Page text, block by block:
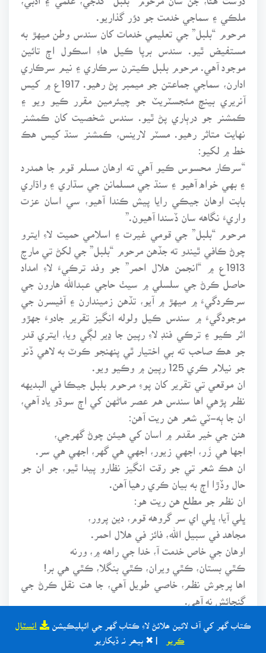
ڪتاب گهر کي آف لائين ھلائڻ لاءِ ڪتاب گهر جي ائپليڪيشن انسٽال
| ✖ ٻيھر نہ ڏيکاريو
ملڪي ۽ سماجي خدمت جو دؤر گذاريو.
مرحوم “بلبل” جي تعليمي خدمات کان سندس وطن ميهڙ به
مستفيض ٿيو. سندس برپا ڪيل هاءِ اسڪول اڄ تائين
موجود آهي. مرحوم بلبل ڪيترن سرڪاري ۽ نيم سرڪاري
ادارن، سماجي جماعتن جو ميمبر پڻ رهيو. 1917ع ۾ کيس
آنريري بينچ مئجسٽريٽ جو چيئرمين مقرر ڪيو ويو ۽
ڪمشنر جو درٻاري پڻ ٿيو. سندس شخصيت کان ڪمشنر
نهايت متاثر رهيو. مسٽر لارينس، ڪمشنر سنڌ کيس هڪ
خط ۾ لکيو:
“سرڪار محسوس ڪيو آهي ته اوهان مسلم قوم جا همدرد
۽ بهي خواه آهيو ۽ سنڌ جي مسلمانن جي سڌاري ۽ واڌاري
بابت اوهان جيڪي رايا پيش ڪندا آهيو، سي اسان عزت
واريءَ نگاهه سان ڏسندا آهيون.”
مرحوم “بلبل” جي قومي غيرت ۽ اسلامي حميت لاءِ ايترو
چوڻ ڪافي ٿيندو ته جڏهن مرحوم “بلبل” جي لکڻ تي مارچ
1913ع ۾ “انجمن هلال احمر” جو وفد ترڪيءَ لاءِ امداد
حاصل ڪرڻ جي سلسلي ۾ سيٺ حاجي عبدالله هارون جي
سرڪردگيءَ ۾ ميهڙ ۾ آيو، تڏهن زميندارن ۽ آفيسرن جي
موجودگيءَ ۾ سندس ڪيل ولوله انگيز تقرير جادوءَ جهڙو
اثر ڪيو ۽ ترڪي فنڊ لاءِ رپين جا ڍير لڳي ويا، ايتري قدر
جو هڪ صاحب ته بي اختيار ٿي پنهنجو ڪوٽ به لاهي ڏنو
جو نيلام ڪري 125 رپين ۾ وڪيو ويو.
ان موقعي تي تقرير کان پوءِ مرحوم بلبل جيڪا في البديهه
نظم پڙهي اها سندس هم عصر ماڻهن کي اڄ سوڌو ياد آهي،
ان جا ٻه-ٽي شعر هن ريت آهن:
هنن جي خير مقدم ۾ اسان کي هيئن چوڻ گهرجي،
اجها هي زَر، اجهي زيور، اجهي هي گهر، اجهي هي سر.
ان هڪ شعر تي جو رقت انگيز نظارو پيدا ٿيو، جو ان جو
حال وڏڙا اڄ به بيان ڪري رهيا آهن.
ان نظم جو مطلع هن ريت هو:
ڀلي آيا، ڀلي اي سر گروهه قوم، دين پرور،
مجاهد في سبيل الله، فائز في هلال احمر.
اوهان جي خاص خدمت آ، خدا جي راهه ۾، ورنه
ڪٿي بستان، ڪٿي ويران، ڪٿي بنگلا، ڪٿي هي بر!
اها پرجوش نظم، خاصي طويل آهي، جا هت نقل ڪرڻ جي
گنجائش نه آهي.
ديندار، صوم وصلوة جو پابند، اهل سنه و الجماعت جو صادق
الاعتقاد فرد، شرعي مسئلن جو ماهر، ديني مطالعي وارو،